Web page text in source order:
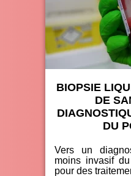
BIOPSIE
DE
DU
Vers un
moins invasif
pour des